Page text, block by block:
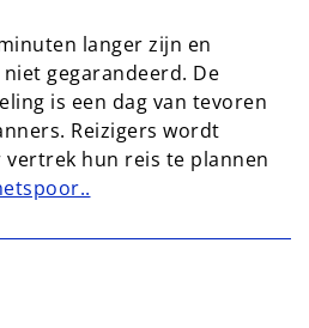
langer zijn en
gegarandeerd. De
is een dag van tevoren
Reizigers wordt
hun reis te plannen